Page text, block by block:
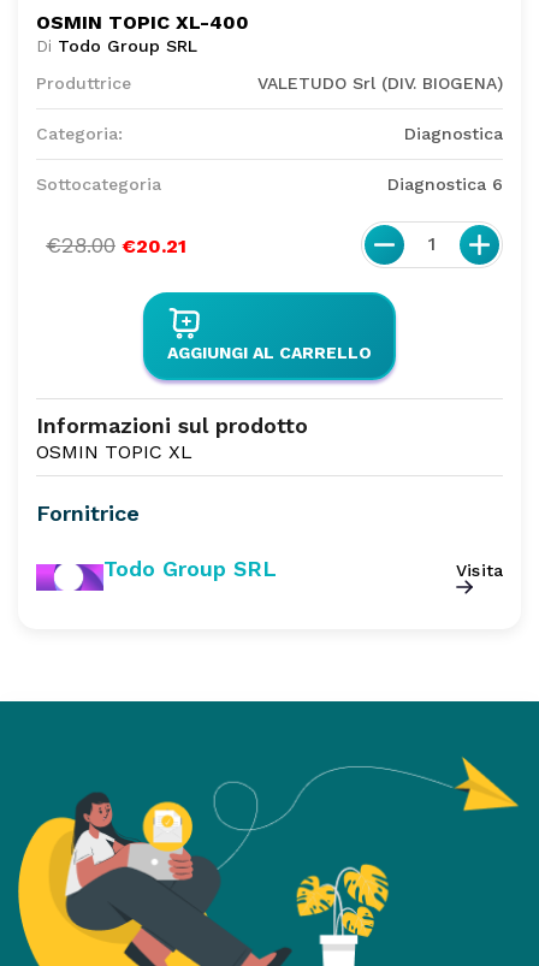
OSMIN TOPIC XL-400
Di Todo Group SRL
Produttrice
VALETUDO Srl (DIV. BIOGENA)
Categoria: Diagnostica
Sottocategoria Diagnostica 6
€28.00 €20.21 1
AGGIUNGI AL CARRELLO
Informazioni sul prodotto
OSMIN TOPIC XL
Fornitrice
Todo Group SRL Visita